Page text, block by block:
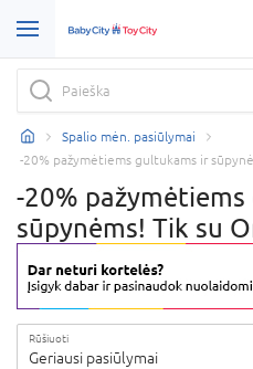
Spalio mėn. pasiūlymai
-20% pažymėtiems gultukams ir
-20%
sūpynėms! Tik su
Rūšiuoti
Geriausi pasiūlymai